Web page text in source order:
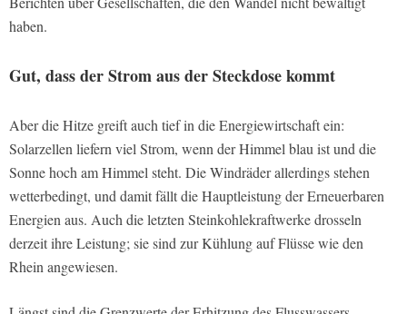
haben.
Gut, dass der Strom aus der Steckdose kommt
Aber die Hitze greift auch tief in die Energiewirtschaft ein:
Solarzellen liefern viel Strom, wenn der Himmel blau ist und die
Sonne hoch am Himmel steht. Die Windräder allerdings stehen
wetterbedingt, und damit fällt die Hauptleistung der Erneuerbaren
Energien aus. Auch die letzten Steinkohlekraftwerke drosseln
derzeit ihre Leistung; sie sind zur Kühlung auf Flüsse wie den
Rhein angewiesen.